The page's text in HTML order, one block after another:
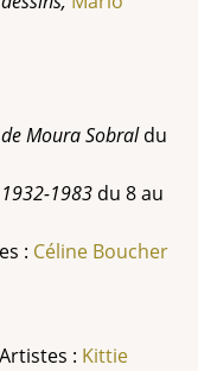
Moura Sobraldu
1983 du 8 au
: Céline Boucher
Artistes : Kittie